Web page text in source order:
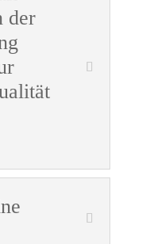
der